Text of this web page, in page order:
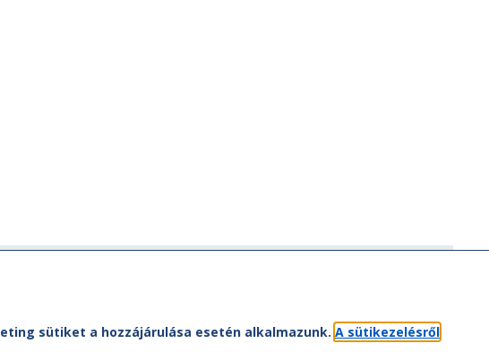
A MÁV-csoport tagjai
Jogi útmutatás
Adatvédelem
sütiket a hozzájárulása esetén alkalmazunk. A sütikezelésről